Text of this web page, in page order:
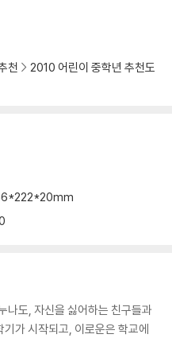
천
2010 어린이 중학년 추천도
나도, 자신을 싫어하는 친구들과
가 시작되고, 이로운은 학교에